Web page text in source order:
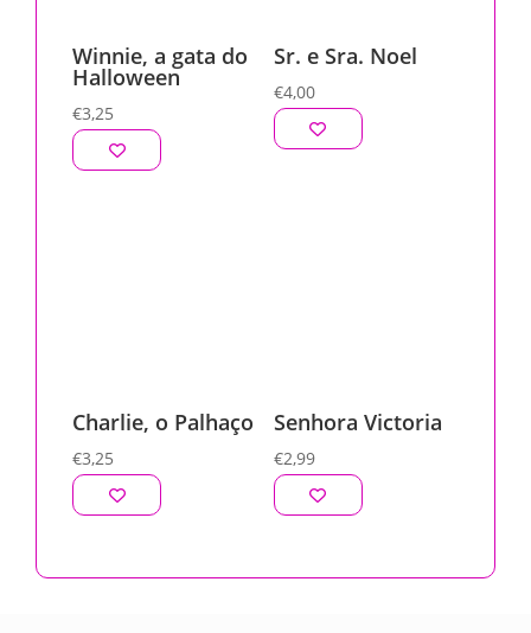
Winnie, a gata do
Halloween
€3,25
Sr. e Sra. Noel
€4,00
Charlie, o Palhaço
€3,25
Senhora Victoria
€2,99